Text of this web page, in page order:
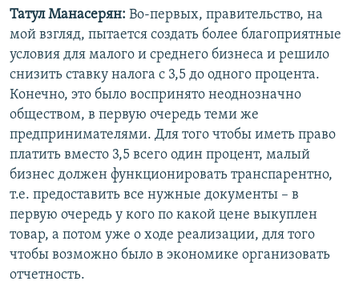
Татул Манасерян: Во-первых, правительство, на
мой взгляд, пытается создать более благоприятные
условия для малого и среднего бизнеса и решило
снизить ставку налога c 3,5 до одного процента.
Конечно, это было воспринято неоднозначно
обществом, в первую очередь теми же
предпринимателями. Для того чтобы иметь право
платить вместо 3,5 всего один процент, малый
бизнес должен функционировать транспарентно,
т.е. предоставить все нужные документы – в
первую очередь у кого по какой цене выкуплен
товар, а потом уже о ходе реализации, для того
чтобы возможно было в экономике организовать
отчетность.
EMBED SHARE
Малый бизнес бьет тревогу
byРадио Азатутюн